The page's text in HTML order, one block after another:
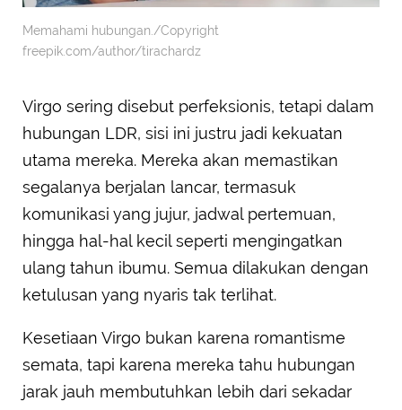
Memahami hubungan./Copyright
freepik.com/author/tirachardz
Virgo sering disebut perfeksionis, tetapi dalam
hubungan LDR, sisi ini justru jadi kekuatan
utama mereka. Mereka akan memastikan
segalanya berjalan lancar, termasuk
komunikasi yang jujur, jadwal pertemuan,
hingga hal-hal kecil seperti mengingatkan
ulang tahun ibumu. Semua dilakukan dengan
ketulusan yang nyaris tak terlihat.
Kesetiaan Virgo bukan karena romantisme
semata, tapi karena mereka tahu hubungan
jarak jauh membutuhkan lebih dari sekadar